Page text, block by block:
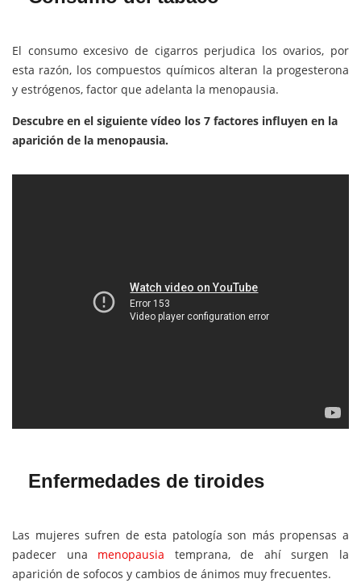
El consumo excesivo de cigarros perjudica los ovarios, por
esta razón, los compuestos químicos alteran la progesterona
y estrógenos, factor que adelanta la menopausia.
Descubre en el siguiente vídeo los 7 factores influyen en la
aparición de la menopausia.
Enfermedades de tiroides
Las mujeres sufren de esta patología son más propensas a
padecer una menopausia temprana, de ahí surgen la
aparición de sofocos y cambios de ánimos muy frecuentes.